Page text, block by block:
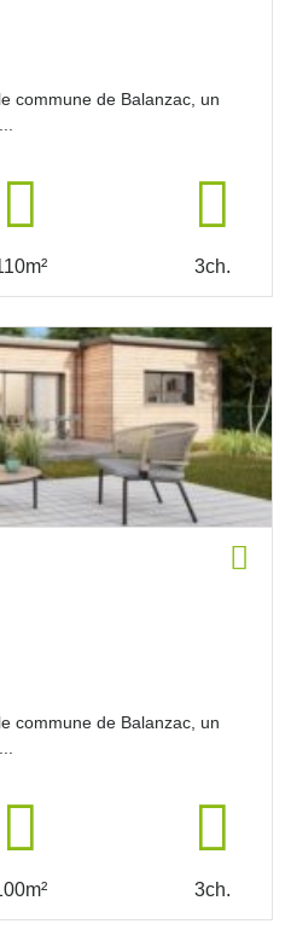
commune de Balanzac, un
3ch.
commune de Balanzac, un
3ch.